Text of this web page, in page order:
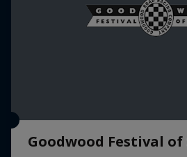
Goodwood Festival of